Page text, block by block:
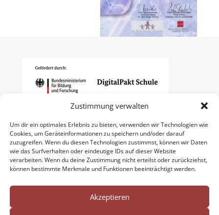
Zustimmung verwalten
Um dir ein optimales Erlebnis zu bieten, verwenden wir Technologien wie
Cookies, um Geräteinformationen zu speichern und/oder darauf
zuzugreifen. Wenn du diesen Technologien zustimmst, können wir Daten
wie das Surfverhalten oder eindeutige IDs auf dieser Website
verarbeiten. Wenn du deine Zustimmung nicht erteilst oder zurückziehst,
können bestimmte Merkmale und Funktionen beeinträchtigt werden.
Akzeptieren